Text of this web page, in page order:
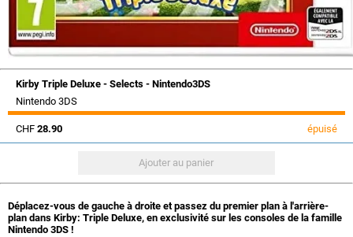
Kirby Triple Deluxe - Selects - Nintendo3DS
Nintendo 3DS
CHF 28.90 épuisé
Déplacez-vous de gauche à droite et passez du premier plan à l'arrière-
plan dans Kirby: Triple Deluxe, en exclusivité sur les consoles de la famille
Nintendo 3DS !